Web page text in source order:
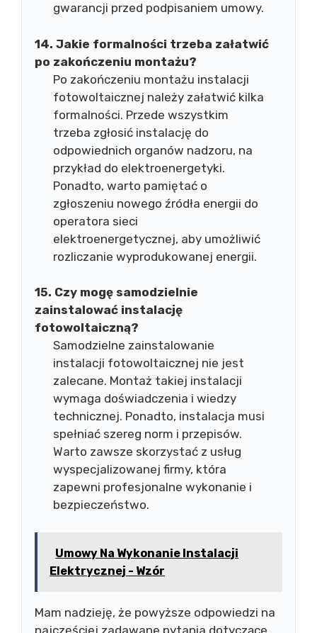
gwarancji przed podpisaniem umowy.
14. Jakie formalności trzeba załatwić
po zakończeniu montażu?
Po zakończeniu montażu instalacji
fotowoltaicznej należy załatwić kilka
formalności. Przede wszystkim
trzeba zgłosić instalację do
odpowiednich organów nadzoru, na
przykład do elektroenergetyki.
Ponadto, warto pamiętać o
zgłoszeniu nowego źródła energii do
operatora sieci
elektroenergetycznej, aby umożliwić
rozliczanie wyprodukowanej energii.
15. Czy mogę samodzielnie
zainstalować instalację
fotowoltaiczną?
Samodzielne zainstalowanie
instalacji fotowoltaicznej nie jest
zalecane. Montaż takiej instalacji
wymaga doświadczenia i wiedzy
technicznej. Ponadto, instalacja musi
spełniać szereg norm i przepisów.
Warto zawsze skorzystać z usług
wyspecjalizowanej firmy, która
zapewni profesjonalne wykonanie i
bezpieczeństwo.
Umowy Na Wykonanie Instalacji
Elektrycznej - Wzór
Mam nadzieję, że powyższe odpowiedzi na
najczęściej zadawane pytania dotyczące